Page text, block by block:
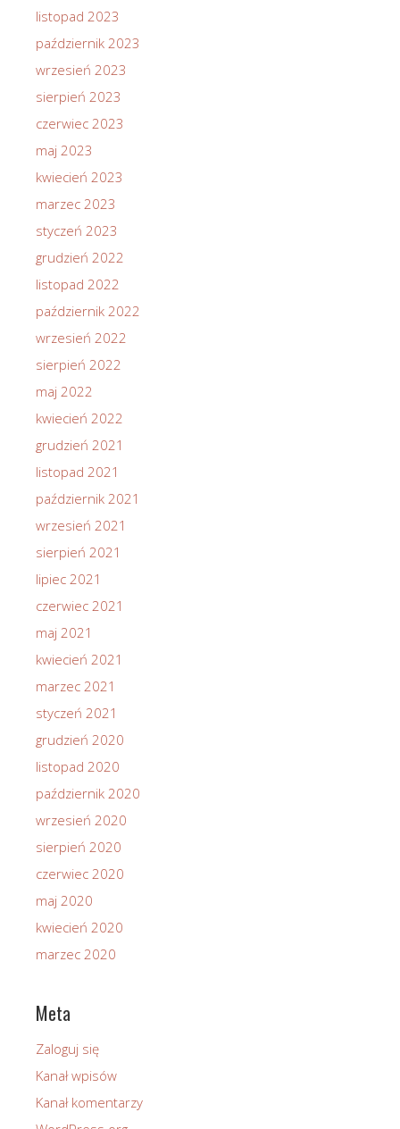
listopad 2023
październik 2023
wrzesień 2023
sierpień 2023
czerwiec 2023
maj 2023
kwiecień 2023
marzec 2023
styczeń 2023
grudzień 2022
listopad 2022
październik 2022
wrzesień 2022
sierpień 2022
maj 2022
kwiecień 2022
grudzień 2021
listopad 2021
październik 2021
wrzesień 2021
sierpień 2021
lipiec 2021
czerwiec 2021
maj 2021
kwiecień 2021
marzec 2021
styczeń 2021
grudzień 2020
listopad 2020
październik 2020
wrzesień 2020
sierpień 2020
czerwiec 2020
maj 2020
kwiecień 2020
marzec 2020
Meta
Zaloguj się
Kanał wpisów
Kanał komentarzy